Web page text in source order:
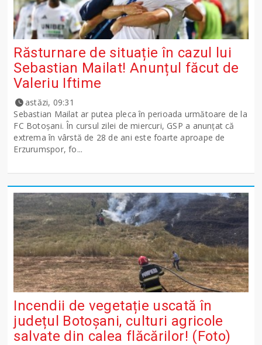
Răsturnare de situație în cazul lui
Sebastian Mailat! Anunțul făcut de
Valeriu Iftime
astăzi, 09:31
Sebastian Mailat ar putea pleca în perioada următoare de la
FC Botoșani. În cursul zilei de miercuri, GSP a anunțat că
extrema în vârstă de 28 de ani este foarte aproape de
Erzurumspor, fo...
Incendii de vegetație uscată în
județul Botoșani, culturi agricole
salvate din calea flăcărilor! (Foto)